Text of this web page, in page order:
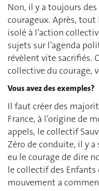
Non, il y a toujours
courageux. Après, tout
isolé à l’action
sujets sur l’agenda
révèlent vite sacrifiés.
collective du courage,
Vous avez des exemples?
Il faut créer des
France, à l’origine de
appels, le collectif
Zéro de conduite, il y
eu le courage de dire
le collectif des Enfants
mouvement a